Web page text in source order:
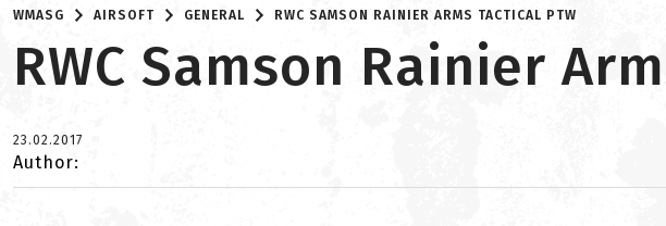
WMASG AIRSOFT GENERAL RWC SAMSON RAINIER ARMS TACTICAL PTW
RWC Samson Rainier
23.02.2017
Author: